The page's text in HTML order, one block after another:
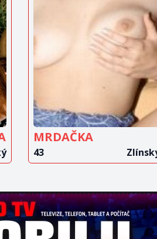
ZOBRAZIT
INZERÁT
MRDAČKA
43